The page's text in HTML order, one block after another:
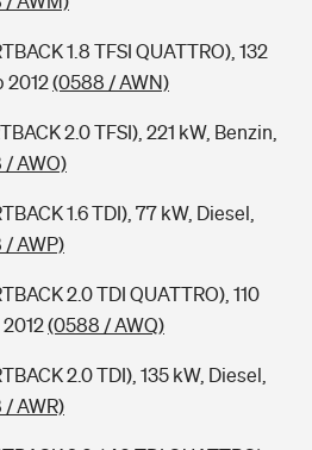
1.8 TFSI QUATTRO), 132
2012(0588 / AWN)
2.0 TFSI), 221 kW, Benzin,
AWO)
1.6 TDI), 77 kW, Diesel,
AWP)
2.0 TDI QUATTRO), 110
(0588 / AWQ)
2.0 TDI), 135 kW, Diesel,
AWR)